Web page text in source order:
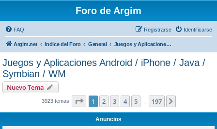
Foro de Argim
FAQ Identificarse
Registrarse
Argim.net Indice del Foro General Juegos y Aplicaciones Android / iPhone / Java / Symbian / WM
Juegos y Aplicaciones Android / iPhone / Java /
Symbian / WM
Nuevo Tema
3923 temas Página de 197
1 2 3 4 5 197
Anuncios